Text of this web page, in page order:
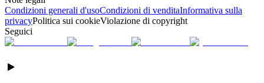
Condizioni generali d'usoCondizioni di venditaInformativa sulla
privacyPolitica sui cookieViolazione di copyright
Seguici